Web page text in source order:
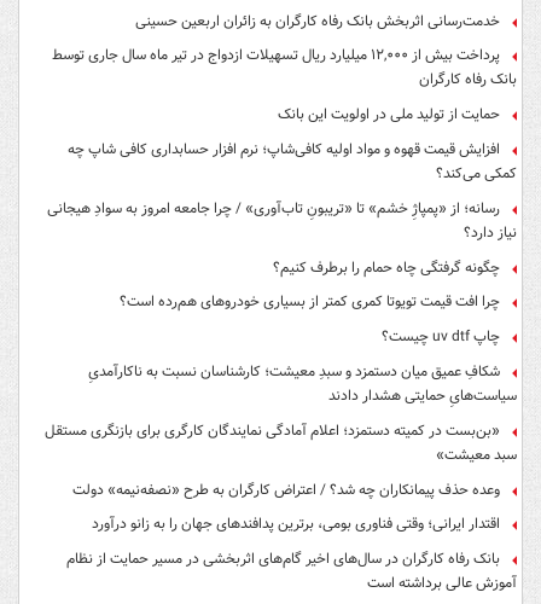
خدمت‌رسانی اثربخش بانک رفاه کارگران به زائران اربعین حسینی
پرداخت بیش از ۱۲,۰۰۰ میلیارد ریال تسهیلات ازدواج در تیر ماه سال جاری توسط
بانک رفاه کارگران
حمایت از تولید ملی در اولویت این بانک
افزایش قیمت قهوه و مواد اولیه کافی‌شاپ؛ نرم افزار حسابداری کافی شاپ چه
کمکی می‌کند؟
رسانه؛ از «پمپاژِ خشم» تا «تریبونِ تاب‌آوری» / چرا جامعه امروز به سوادِ هیجانی
نیاز دارد؟
چگونه گرفتگی چاه حمام را برطرف کنیم؟
چرا افت قیمت تویوتا کمری کمتر از بسیاری خودروهای هم‌رده است؟
چاپ uv dtf چیست؟
شکافِ عمیق میان دستمزد و سبدِ معیشت؛ کارشناسان نسبت به ناکارآمدیِ
سیاست‌هایِ حمایتی هشدار دادند
«بن‌بست در کمیته دستمزد؛ اعلام آمادگی نمایندگان کارگری برای بازنگری مستقل
سبد معیشت»
وعده حذف پیمانکاران چه شد؟ / اعتراض کارگران به طرح «نصفه‌نیمه» دولت
اقتدار ایرانی؛ وقتی فناوری بومی، برترین پدافندهای جهان را به زانو درآورد
بانک رفاه کارگران در سال‌های اخیر گام‌های اثربخشی در مسیر حمایت از نظام
آموزش عالی برداشته است